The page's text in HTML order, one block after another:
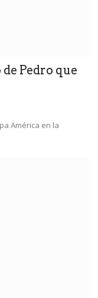
Pedro que
América en la